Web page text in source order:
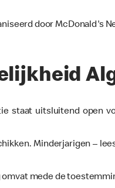
door McDonald's
staat uitsluitend open
Minderjarigen –
mede de